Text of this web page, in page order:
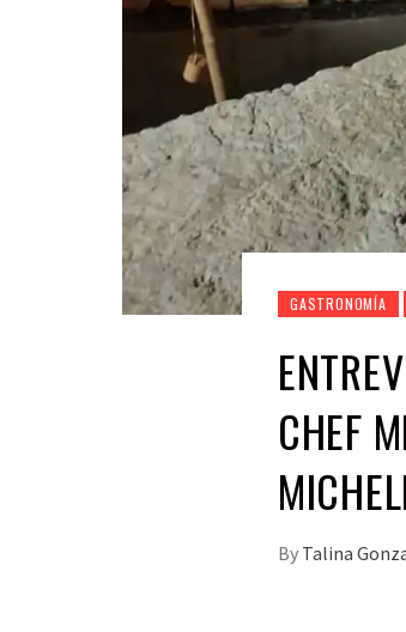
GASTRONOMÍA
CHEF
By Talina